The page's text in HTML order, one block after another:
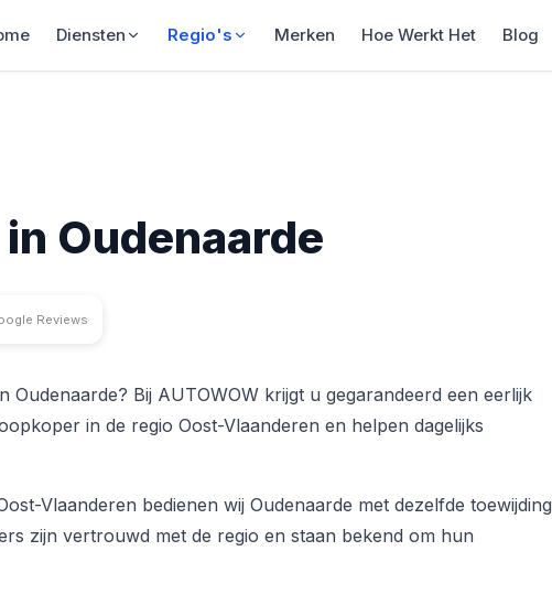
Diensten Regio's Merken Hoe Werkt Het Blog
Oudenaarde
Reviews
Bij AUTOWOW krijgt u gegarandeerd een eerlijk
in de regio Oost-Vlaanderen en helpen dagelijks
Vlaanderen bedienen wij Oudenaarde met dezelfde toewijding
zijn vertrouwd met de regio en staan bekend om hun